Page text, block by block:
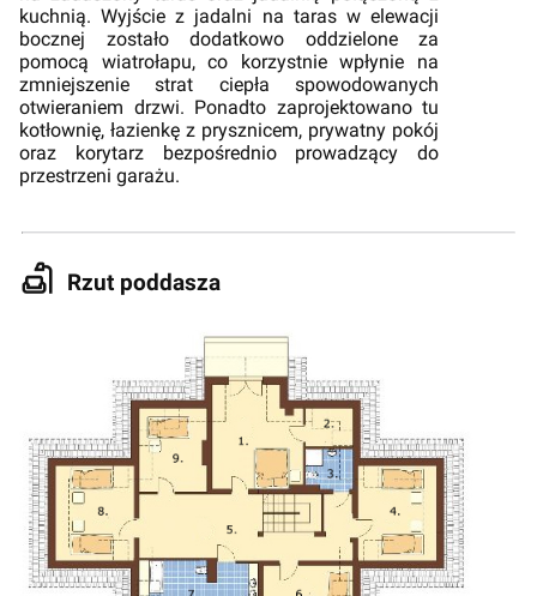
kuchnią. Wyjście z jadalni na taras w elewacji
bocznej zostało dodatkowo oddzielone za
pomocą wiatrołapu, co korzystnie wpłynie na
zmniejszenie strat ciepła spowodowanych
otwieraniem drzwi. Ponadto zaprojektowano tu
kotłownię, łazienkę z prysznicem, prywatny pokój
oraz korytarz bezpośrednio prowadzący do
przestrzeni garażu.
Rzut poddasza